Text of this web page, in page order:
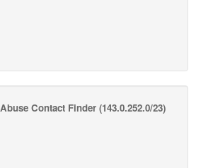
Abuse Contact Finder(143.0.252.0/23)